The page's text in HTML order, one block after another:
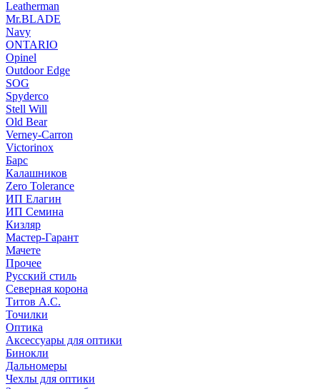
Leatherman
Mr.BLADE
Navy
ONTARIO
Opinel
Outdoor Edge
SOG
Spyderco
Stell Will
Old Bear
Verney-Carron
Victorinox
Барс
Калашников
Zero Tolerance
ИП Елагин
ИП Семина
Кизляр
Мастер-Гарант
Мачете
Прочее
Русский стиль
Северная корона
Титов А.С.
Точилки
Оптика
Аксессуары для оптики
Бинокли
Дальномеры
Чехлы для оптики